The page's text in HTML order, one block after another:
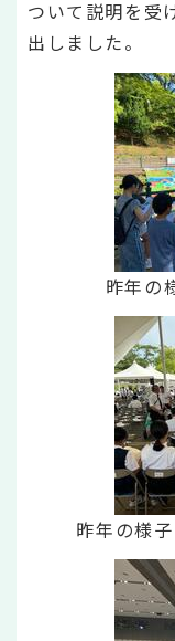
ついて説明を受
出しました。
昨年の
昨年の様